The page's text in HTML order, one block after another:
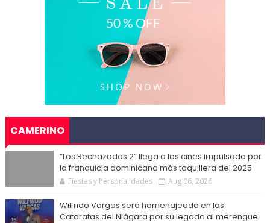
CAMERINO
“Los Rechazados 2” llega a los cines impulsada por
la franquicia dominicana más taquillera del 2025
Fiestas y Personalidades Aug 06, 2026
Wilfrido Vargas será homenajeado en las
Cataratas del Niágara por su legado al merengue